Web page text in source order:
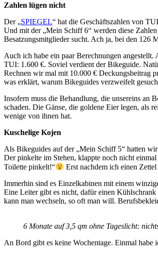
Zahlen lügen nicht
Der „SPIEGEL“ hat die Geschäftszahlen von
Und mit der „Mein Schiff 6“ werden diese
Besatzungsmitglieder sucht. Ach ja, bei den 126
Auch ich habe ein paar Berechnungen
TUI: 1.600 €. Soviel verdient der Bikeguide.
Rechnen wir mal mit 10.000 € Deckungsbeitrag
was erklärt, warum Bikeguides verzweifelt
Insofern muss die Behandlung, die unsereins an
schaden. Die Gänse, die goldene Eier legen, als
wenige von ihnen hat.
Kuschelige Kojen
Als Bikeguides auf der „Mein Schiff 5“ hatten
Der pinkelte im Stehen, klappte noch nicht
Toilette pinkelt!“
Erst nachdem ich einen Zettel
Immerhin sind es Einzelkabinen mit einem
Eine Leiter gibt es nicht, dafür einen
kann man wechseln, so oft man will.
6 Monate auf 3,5 qm ohne Tageslicht:
An Bord gibt es keine Wochentage. Einmal habe